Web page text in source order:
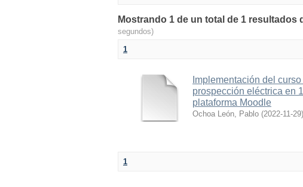
Mostrando 1 de un total de 1 resultados
segundos)
1
Implementación del
prospección eléctrica en
plataforma Moodle
Ochoa León, Pablo (2022-11-29)
1